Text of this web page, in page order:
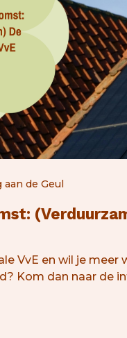
de Geul
VvE en wil je meer
Kom dan naar de